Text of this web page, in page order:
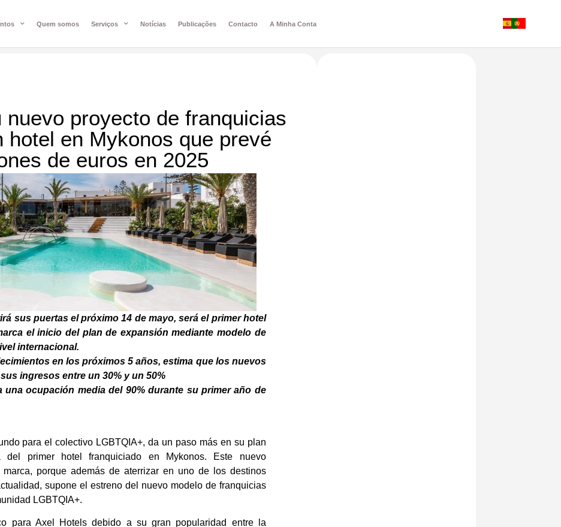
Quem somos Serviços Notícias Publicações Contacto A Minha Conta
proyecto de franquicias
hotel en Mykonos que prevé
de euros en 2025
sus puertas el próximo 14 de mayo, será el primer hotel
el inicio del plan de expansión mediante modelo de
internacional.
en los próximos 5 años, estima que los nuevos
ingresos entre un 30% y un 50%
ocupación media del 90% durante su primer año de
para el colectivo LGBTQIA+, da un paso más en su plan
primer hotel franquiciado en Mykonos. Este nuevo
porque además de aterrizar en uno de los destinos
supone el estreno del nuevo modelo de franquicias
LGBTQIA+.
para Axel Hotels debido a su gran popularidad entre la